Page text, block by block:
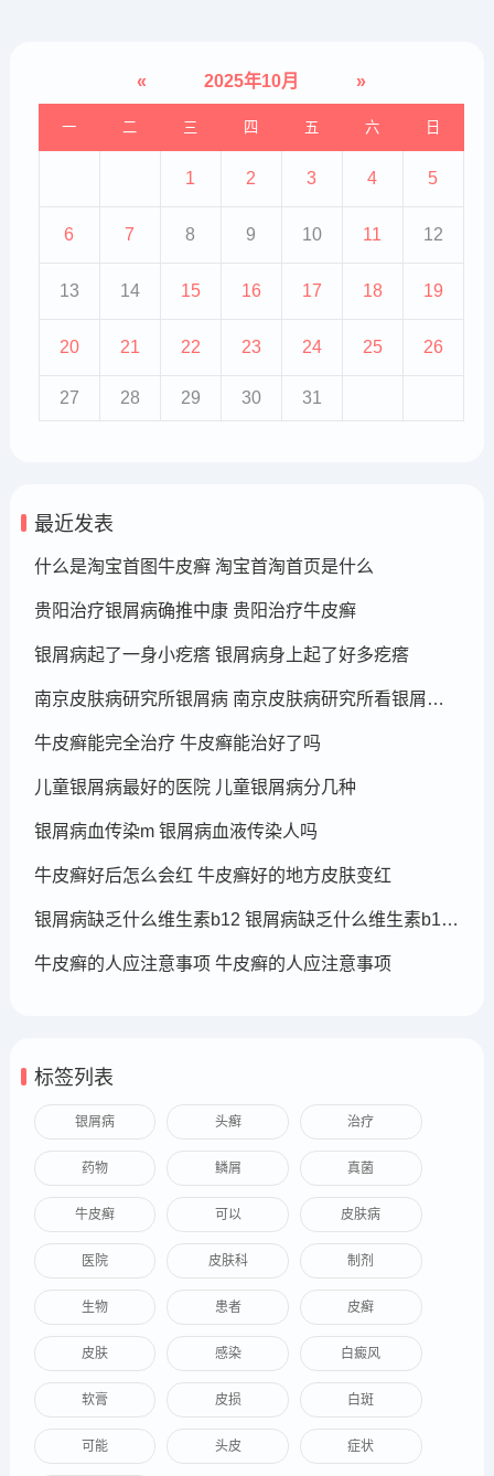
« 2025年10月 »
一 二 三 四 五 六 日
1 2 3 4 5
6 7 8 9 10 11 12
13 14 15 16 17 18 19
20 21 22 23 24 25 26
27 28 29 30 31
最近发表
什么是淘宝首图牛皮癣 淘宝首淘首页是什么
贵阳治疗银屑病确推中康 贵阳治疗牛皮癣
银屑病起了一身小疙瘩 银屑病身上起了好多疙瘩
南京皮肤病研究所银屑病 南京皮肤病研究所看银屑病哪个医生厉害
牛皮癣能完全治疗 牛皮癣能治好了吗
儿童银屑病最好的医院 儿童银屑病分几种
银屑病血传染m 银屑病血液传染人吗
牛皮癣好后怎么会红 牛皮癣好的地方皮肤变红
银屑病缺乏什么维生素b12 银屑病缺乏什么维生素b12可以补充
牛皮癣的人应注意事项 牛皮癣的人应注意事项
标签列表
银屑病 头癣 治疗
药物 鳞屑 真菌
牛皮癣 可以 皮肤病
医院 皮肤科 制剂
生物 患者 皮癣
皮肤 感染 白癜风
软膏 皮损 白斑
可能 头皮 症状